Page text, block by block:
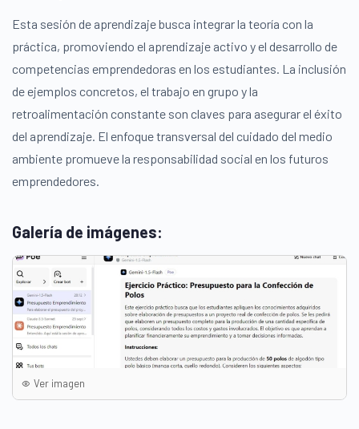
Esta sesión de aprendizaje busca integrar la teoría con la
práctica, promoviendo el aprendizaje activo y el desarrollo de
competencias emprendedoras en los estudiantes. La inclusión
de ejemplos concretos, el trabajo en grupo y la
retroalimentación constante son claves para asegurar el éxito
del aprendizaje. El enfoque transversal del cuidado del medio
ambiente promueve la responsabilidad social en los futuros
emprendedores.
Galería de imágenes:
Ver imagen